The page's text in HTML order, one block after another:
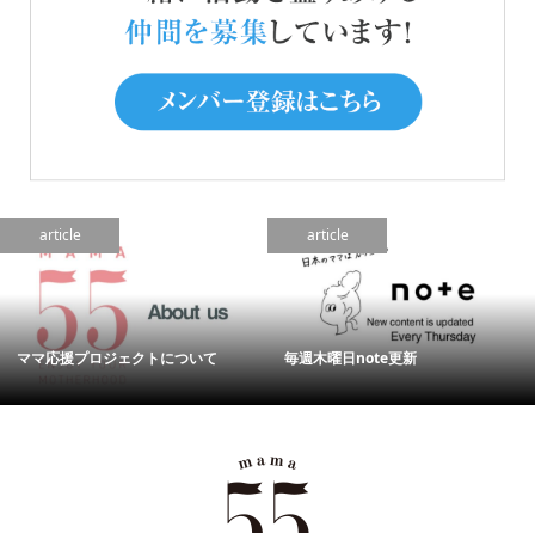
article
ママ応援プロジェクトについて
article
毎週木曜日note更新